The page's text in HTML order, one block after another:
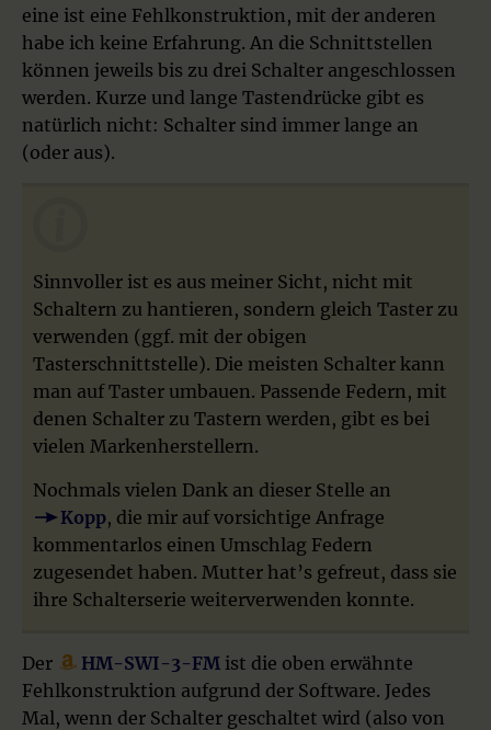
eine ist eine Fehlkonstruktion, mit der anderen
habe ich keine Erfahrung. An die Schnittstellen
können jeweils bis zu drei Schalter angeschlossen
werden. Kurze und lange Tastendrücke gibt es
natürlich nicht: Schalter sind immer lange an
(oder aus).
Sinnvoller ist es aus meiner Sicht, nicht mit
Schaltern zu hantieren, sondern gleich Taster zu
verwenden (ggf. mit der obigen
Tasterschnittstelle). Die meisten Schalter kann
man auf Taster umbauen. Passende Federn, mit
denen Schalter zu Tastern werden, gibt es bei
vielen Markenherstellern.
Nochmals vielen Dank an dieser Stelle an
Kopp, die mir auf vorsichtige Anfrage
kommentarlos einen Umschlag Federn
zugesendet haben. Mutter hat’s gefreut, dass sie
ihre Schalterserie weiterverwenden konnte.
Der HM-SWI-3-FM ist die oben erwähnte
Fehlkonstruktion aufgrund der Software. Jedes
Mal, wenn der Schalter geschaltet wird (also von